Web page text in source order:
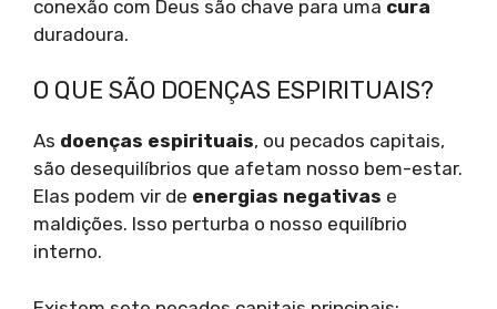
conexão com Deus são chave para uma cura
duradoura.
O QUE SÃO DOENÇAS ESPIRITUAIS?
As doenças espirituais, ou pecados capitais,
são desequilíbrios que afetam nosso bem-estar.
Elas podem vir de energias negativas e
maldições. Isso perturba o nosso equilíbrio
interno.